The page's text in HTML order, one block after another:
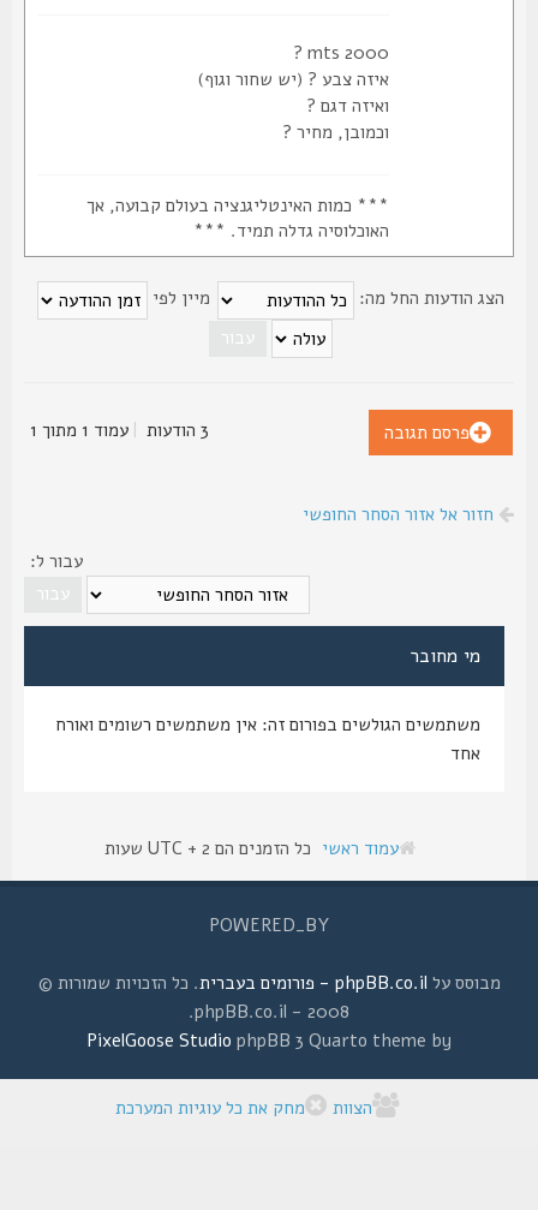
mts 2000 ?
איזה צבע ? (יש שחור וגוף)
ואיזה דגם ?
וכמובן, מחיר ?
*** כמות האינטליגנציה בעולם קבועה, אך
האוכלוסיה גדלה תמיד. ***
הודעות החל מה: מיין לפי
פרסם תגובה |עמוד1מתוך1
חזור אל אזור הסחר החופשי
עבור ל:
מי מחובר
משתמשים הגולשים בפורום זה: אין משתמשים רשומים ואורח
עמוד ראשי כל הזמנים הם UTC + 2 שעות
POWERED_BY
מבוסס עלphpBB.co.il - פורומים בעברית
. כל הזכויות שמורות ©
2008 - phpBB.co.il.
phpBB 3 Quarto theme by
PixelGoose Studio
הצוות מחק את כל עוגיות המערכת